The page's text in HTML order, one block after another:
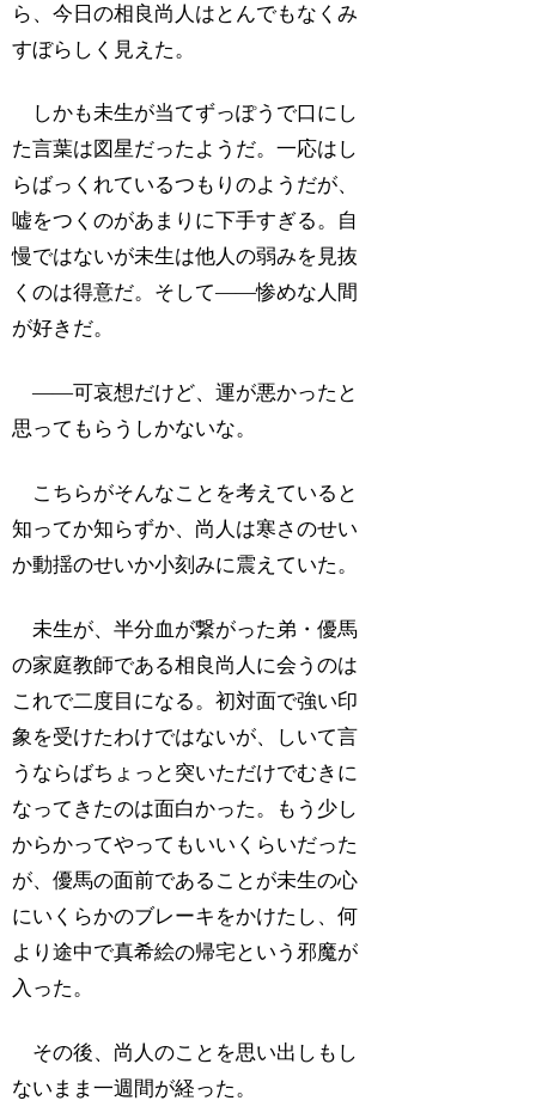
ら、今日の相良尚人はとんでもなくみ
すぼらしく見えた。
しかも未生が当てずっぽうで口にし
た言葉は図星だったようだ。一応はし
らばっくれているつもりのようだが、
嘘をつくのがあまりに下手すぎる。自
慢ではないが未生は他人の弱みを見抜
くのは得意だ。そして――惨めな人間
が好きだ。
――可哀想だけど、運が悪かったと
思ってもらうしかないな。
こちらがそんなことを考えていると
知ってか知らずか、尚人は寒さのせい
か動揺のせいか小刻みに震えていた。
未生が、半分血が繋がった弟・優馬
の家庭教師である相良尚人に会うのは
これで二度目になる。初対面で強い印
象を受けたわけではないが、しいて言
うならばちょっと突いただけでむきに
なってきたのは面白かった。もう少し
からかってやってもいいくらいだった
が、優馬の面前であることが未生の心
にいくらかのブレーキをかけたし、何
より途中で真希絵の帰宅という邪魔が
入った。
その後、尚人のことを思い出しもし
ないまま一週間が経った。